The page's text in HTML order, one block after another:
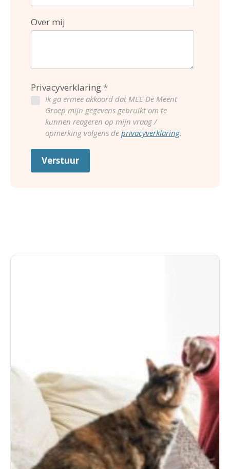
Over mij
Privacyverklaring
Ik ga ermee akkoord dat MEE De Meent
Groep mijn gegevens gebruikt om te
kunnen reageren op mijn vraag /
opmerking volgens de privacyverklaring.
Verstuur